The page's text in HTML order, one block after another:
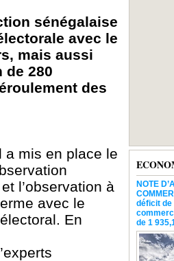
sénégalaise
avec le
mais aussi
de 280
des
a mis en place le
l’observation à
avec le
En
NOTE
déficit de
de 1